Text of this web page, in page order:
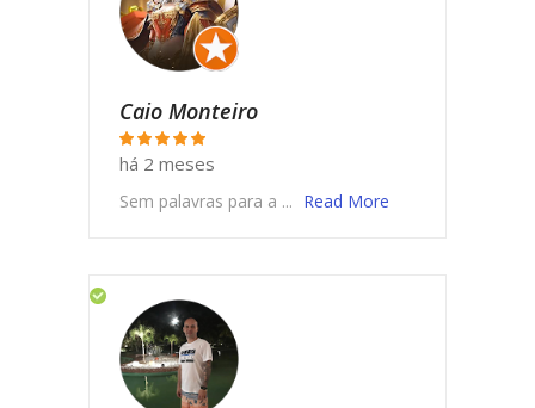
Caio Monteiro
há 2 meses
Sem palavras para a ... Read More